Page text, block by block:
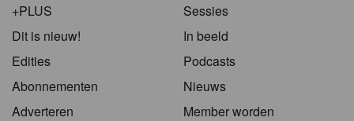
+PLUS
Dit is nieuw!
Edities
Abonnementen
Adverteren
Sessies
In beeld
Podcasts
Nieuws
Member worden